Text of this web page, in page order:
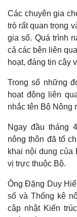
Các chuyên gia
trò rất quan trọng
gia số. Quá trình
cả các bên liên
hoạt, đáng tin cậy
Trong số những
hoạt động liên
nhắc tên Bộ Nông
Ngay đầu tháng
nông thôn đã tổ
khai nội dung của
vị trực thuộc Bộ.
Ông Đặng Duy
số và Thống kê
cập nhật Kiến